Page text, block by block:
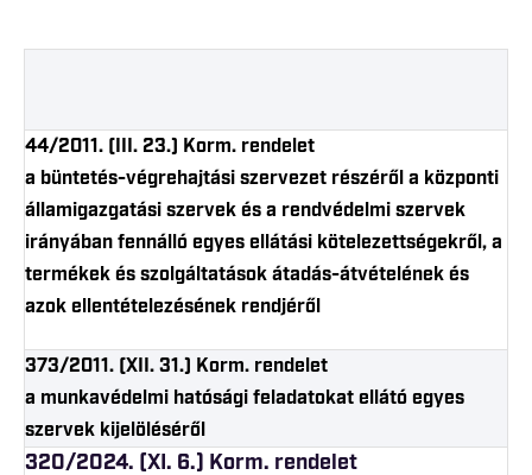
44/2011. (III. 23.) Korm. rendelet
a büntetés-végrehajtási szervezet részéről a központi
államigazgatási szervek és a rendvédelmi szervek
irányában fennálló egyes ellátási kötelezettségekről, a
termékek és szolgáltatások átadás-átvételének és
azok ellentételezésének rendjéről
373/2011. (XII. 31.) Korm. rendelet
a munkavédelmi hatósági feladatokat ellátó egyes
szervek kijelöléséről
320/2024. (XI. 6.) Korm. rendelet